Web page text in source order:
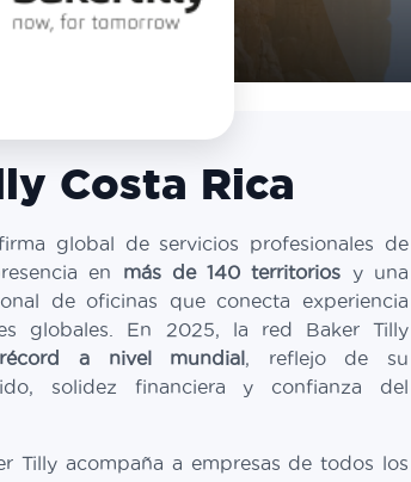
Costa Rica
global de servicios profesionales de
en más de 140 territorios y una
de oficinas que conecta experiencia
globales. En 2025, la red Baker Tilly
a nivel mundial, reflejo de su
solidez financiera y confianza del
Tilly acompaña a empresas de todos los